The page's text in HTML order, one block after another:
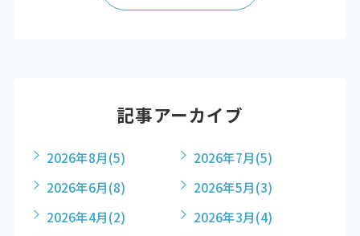
記事アーカイブ
2026年8月(5) 2026年7月(5)
2026年6月(8) 2026年5月(3)
2026年4月(2) 2026年3月(4)